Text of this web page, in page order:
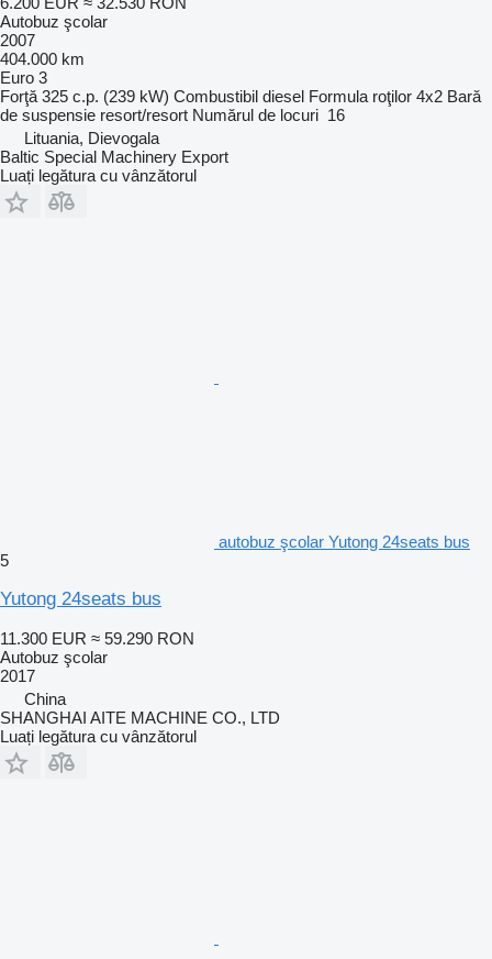
Autobuz şcolar
2007
404.000 km
Euro 3
Forţă 325 c.p. (239 kW) Combustibil diesel Formula roţilor 4x2 Bară
de suspensie resort/resort Numărul de locuri 16
Lituania, Dievogala
Baltic Special Machinery Export
Luați legătura cu vânzătorul
autobuz şcolar Yutong 24seats bus
5
Yutong 24seats bus
11.300 EUR ≈ 59.290 RON
Autobuz şcolar
2017
China
SHANGHAI AITE MACHINE CO., LTD
Luați legătura cu vânzătorul